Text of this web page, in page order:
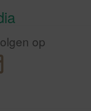
op